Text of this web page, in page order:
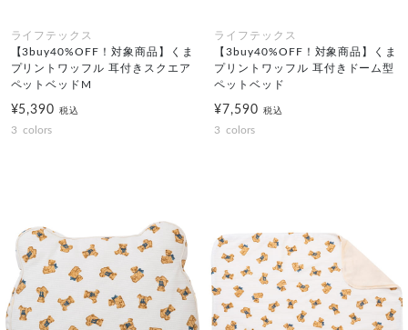
ライフテックス
【3buy40%OFF！対象商品】くま
プリントワッフル 耳付きスクエア
ペットベッドM
¥5,390税込
3 colors
ライフテックス
【3buy40%OFF！対象商品】くま
プリントワッフル 耳付きドーム型
ペットベッド
¥7,590 税込
3 colors